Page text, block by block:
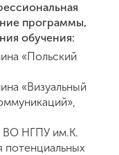
программы,
обучения:
«Польский
«Визуальный
ВО НГПУ им.К.
потенциальных